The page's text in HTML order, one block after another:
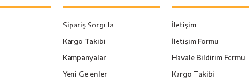
Sipariş Sorgula
Kargo Takibi
Kampanyalar
Yeni Gelenler
İletişim
İletişim Formu
Havale Bildirim Formu
Kargo Takibi